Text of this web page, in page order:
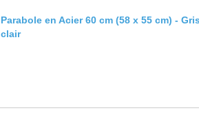
Parabole en Acier 60 cm (58 x 55 cm) -
clair